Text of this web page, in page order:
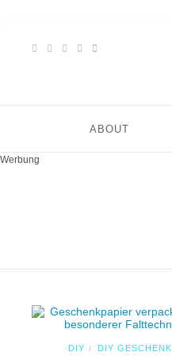
ABOUT
Werbung
DIY / DIY GESCHENK